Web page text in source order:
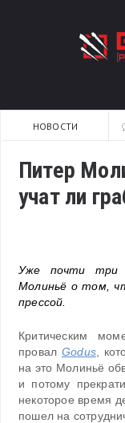
НОВОСТИ
Питер
учат ли
Уже почти три
Молиньё о том,
прессой.
Критическим
провал Godus,
на это Молиньё
и потому
некоторое время
пошел на